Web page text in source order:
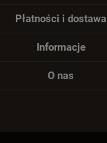
Płatności i dostawa
Informacje
O nas